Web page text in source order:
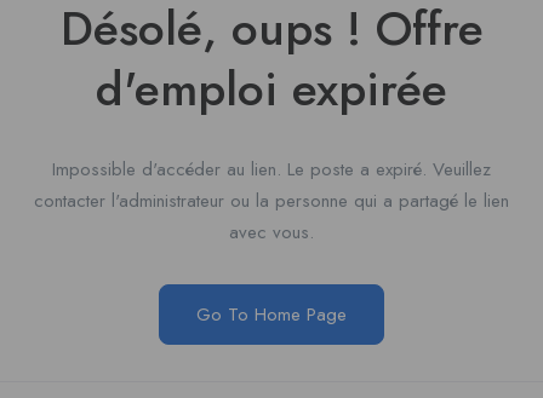
Désolé, oups ! Offre
d'emploi expirée
Impossible d'accéder au lien. Le poste a expiré. Veuillez
contacter l'administrateur ou la personne qui a partagé le lien
avec vous.
Go To Home Page